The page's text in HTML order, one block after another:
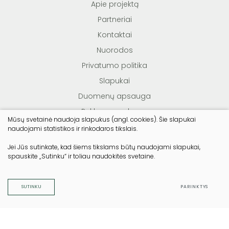
Apie projektą
Partneriai
Kontaktai
Nuorodos
Privatumo politika
Slapukai
Duomenų apsauga
Reklamos sąlygos
Teisės aktai
© Lietuvos miško savininkų asociacija. Visos teisės
Mūsų svetainė naudoja slapukus (angl. cookies). Šie slapukai
naudojami statistikos ir rinkodaros tikslais.
Jei Jūs sutinkate, kad šiems tikslams būtų naudojami slapukai,
spauskite „Sutinku“ ir toliau naudokitės svetaine.
SUTINKU PARINKTYS